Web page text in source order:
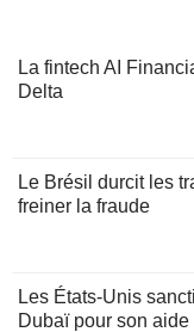
La fintech AI
Delta
Le Brésil durcit les
freiner la fraude
Les États-Unis
Dubaï pour son